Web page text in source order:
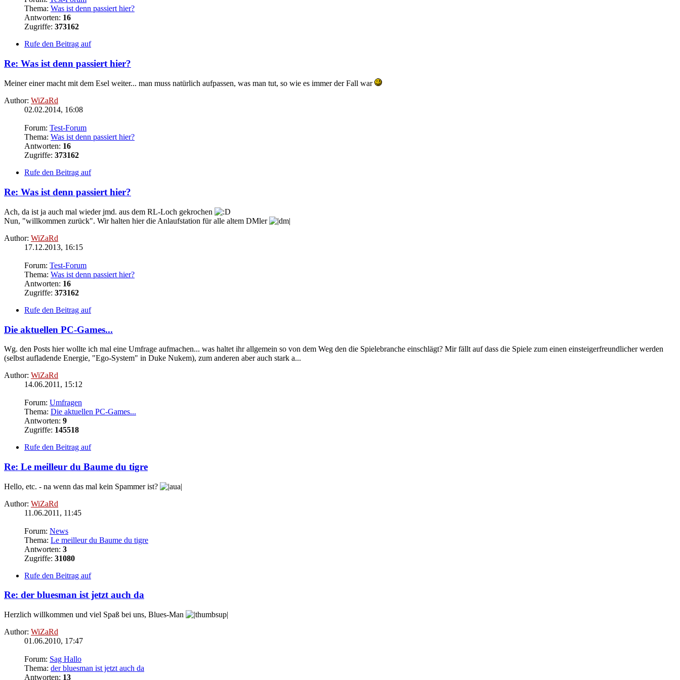
Thema: Was ist denn passiert hier?
Antworten: 16
Zugriffe: 373162
Rufe den Beitrag auf
Re: Was ist denn passiert hier?
Meiner einer macht mit dem Esel weiter... man muss natürlich aufpassen, was man tut, so wie es immer der Fall war
Author: WiZaRd
02.02.2014, 16:08
Forum: Test-Forum
Thema: Was ist denn passiert hier?
Antworten: 16
Zugriffe: 373162
Rufe den Beitrag auf
Re: Was ist denn passiert hier?
Ach, da ist ja auch mal wieder jmd. aus dem RL-Loch gekrochen
Nun, "willkommen zurück". Wir halten hier die Anlaufstation für alle altem DMler
Author: WiZaRd
17.12.2013, 16:15
Forum: Test-Forum
Thema: Was ist denn passiert hier?
Antworten: 16
Zugriffe: 373162
Rufe den Beitrag auf
Die aktuellen PC-Games...
Wg. den Posts hier wollte ich mal eine Umfrage aufmachen... was haltet ihr allgemein so von dem Weg den die Spielebranche einschlägt? Mir fällt auf dass die Spiele zum einen einsteigerfreundlicher werden
(selbst aufladende Energie, "Ego-System" in Duke Nukem), zum anderen aber auch stark a...
Author: WiZaRd
14.06.2011, 15:12
Forum: Umfragen
Thema: Die aktuellen PC-Games...
Antworten: 9
Zugriffe: 145518
Rufe den Beitrag auf
Re: Le meilleur du Baume du tigre
Hello, etc. - na wenn das mal kein Spammer ist?
Author: WiZaRd
11.06.2011, 11:45
Forum: News
Thema: Le meilleur du Baume du tigre
Antworten: 3
Zugriffe: 31080
Rufe den Beitrag auf
Re: der bluesman ist jetzt auch da
Herzlich willkommen und viel Spaß bei uns, Blues-Man
Author: WiZaRd
01.06.2010, 17:47
Forum: Sag Hallo
Thema: der bluesman ist jetzt auch da
Antworten: 13